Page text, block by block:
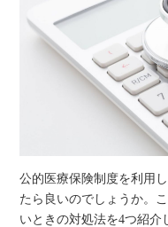
公的医療保険制度を利用
たら良いのでしょうか。
いときの対処法を4つ紹介